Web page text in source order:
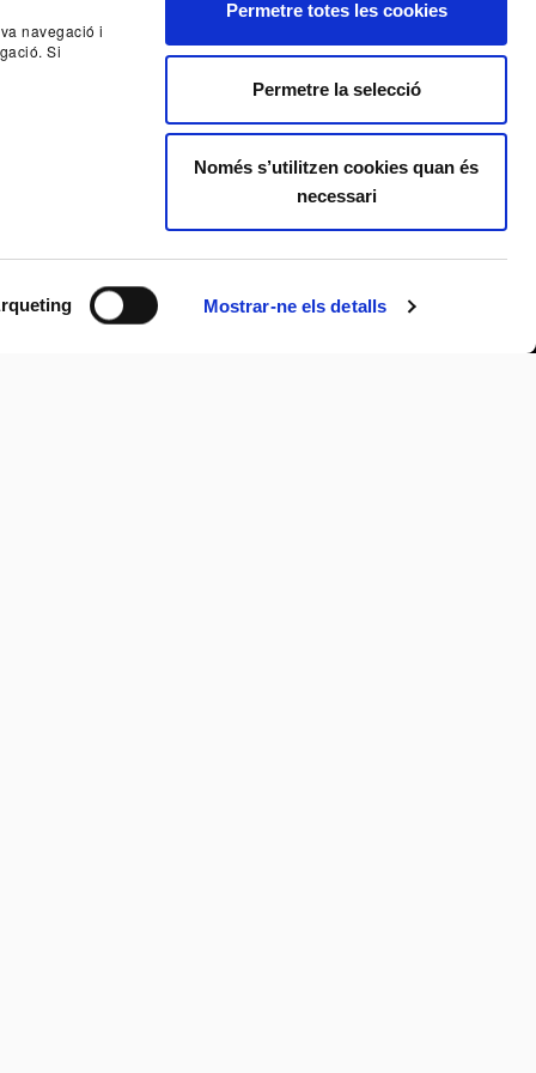
navegació i
Si
Mostrar-ne els detalls
Permetre totes les cookies
Permetre la selecció
Només s’utilitzen cookies quan és
necessari